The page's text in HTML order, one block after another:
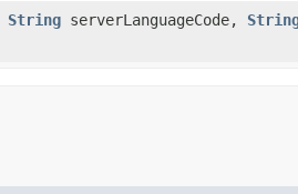
String serverLanguageCode,